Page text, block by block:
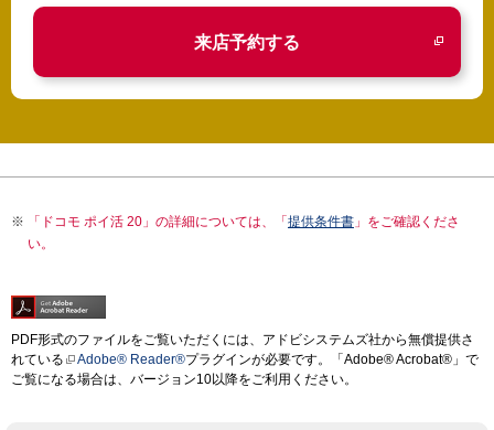
来店予約する
「ドコモ ポイ活 20」の詳細については、「 提供条件書 」をご確認くださ
い。
PDF形式のファイルをご覧いただくには、アドビシステムズ社から無償提供さ
れている
Adobe® Reader®プラグインが必要です。「Adobe® Acrobat®」で
ご覧になる場合は、バージョン10以降をご利用ください。